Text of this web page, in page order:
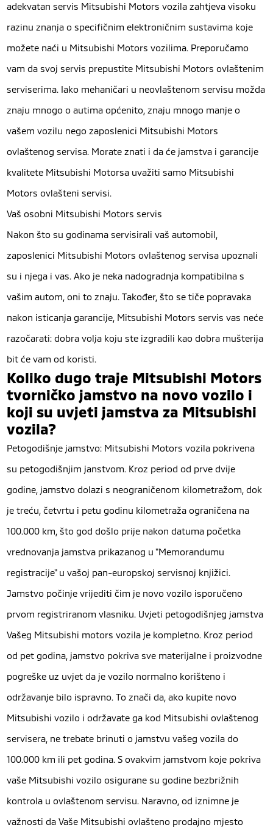
adekvatan servis Mitsubishi Motors vozila zahtjeva visoku
razinu znanja o specifičnim elektroničnim sustavima koje
možete naći u Mitsubishi Motors vozilima. Preporučamo
vam da svoj servis prepustite Mitsubishi Motors ovlaštenim
serviserima. Iako mehaničari u neovlaštenom servisu možda
znaju mnogo o autima općenito, znaju mnogo manje o
vašem vozilu nego zaposlenici Mitsubishi Motors
ovlaštenog servisa. Morate znati i da će jamstva i garancije
kvalitete Mitsubishi Motorsa uvažiti samo Mitsubishi
Motors ovlašteni servisi.
Vaš osobni Mitsubishi Motors servis
Nakon što su godinama servisirali vaš automobil,
zaposlenici Mitsubishi Motors ovlaštenog servisa upoznali
su i njega i vas. Ako je neka nadogradnja kompatibilna s
vašim autom, oni to znaju. Također, što se tiče popravaka
nakon isticanja garancije, Mitsubishi Motors servis vas neće
razočarati: dobra volja koju ste izgradili kao dobra mušterija
bit će vam od koristi.
Koliko dugo traje Mitsubishi Motors
tvorničko jamstvo na novo vozilo i
koji su uvjeti jamstva za Mitsubishi
vozila?
Petogodišnje jamstvo: Mitsubishi Motors vozila pokrivena
su petogodišnjim janstvom. Kroz period od prve dvije
godine, jamstvo dolazi s neograničenom kilometražom, dok
je treću, četvrtu i petu godinu kilometraža ograničena na
100.000 km, što god došlo prije nakon datuma početka
vrednovanja jamstva prikazanog u "Memorandumu
registracije" u vašoj pan-europskoj servisnoj knjižici.
Jamstvo počinje vrijediti čim je novo vozilo isporučeno
prvom registriranom vlasniku. Uvjeti petogodišnjeg jamstva
Vašeg Mitsubishi motors vozila je kompletno. Kroz period
od pet godina, jamstvo pokriva sve materijalne i proizvodne
pogreške uz uvjet da je vozilo normalno korišteno i
održavanje bilo ispravno. To znači da, ako kupite novo
Mitsubishi vozilo i održavate ga kod Mitsubishi ovlaštenog
servisera, ne trebate brinuti o jamstvu vašeg vozila do
100.000 km ili pet godina. S ovakvim jamstvom koje pokriva
vaše Mitsubishi vozilo osigurane su godine bezbrižnih
kontrola u ovlaštenom servisu. Naravno, od iznimne je
važnosti da Vaše Mitsubishi ovlašteno prodajno mjesto